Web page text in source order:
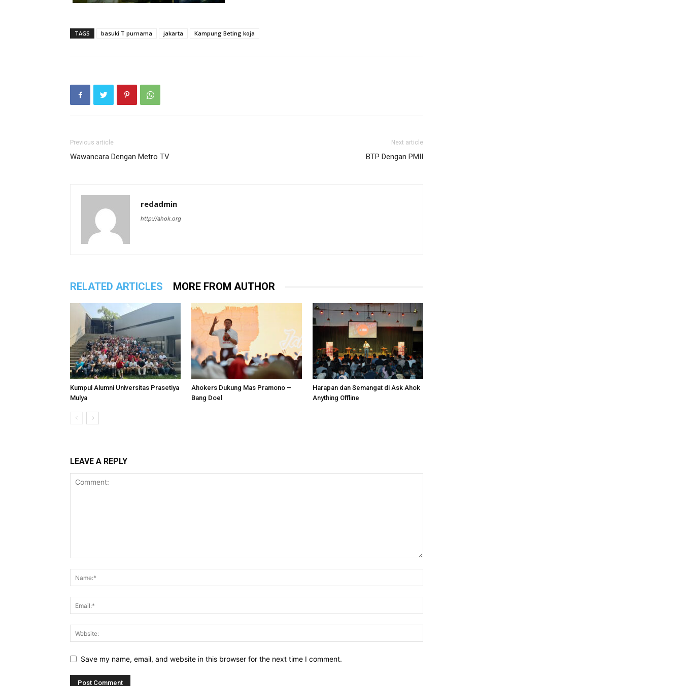
TAGS basuki T purnama jakarta Kampung Beting koja
Previous article
Wawancara Dengan Metro TV
Next article
BTP Dengan PMII
redadmin
http://ahok.org
RELATED ARTICLES MORE FROM AUTHOR
Kumpul Alumni Universitas Prasetiya
Mulya
Ahokers Dukung Mas Pramono –
Bang Doel
Harapan dan Semangat di Ask Ahok
Anything Offline
LEAVE A REPLY
Save my name, email, and website in this browser for the next time I comment.